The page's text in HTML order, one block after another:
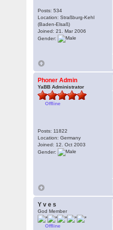
Posts: 534
Location: Straßburg-Kehl
(Baden-Elsaß)
Joined: 21. Mar 2006
Gender:
Phoner Admin
YaBB Administrator
Offline
Posts: 11822
Location: Germany
Joined: 12. Oct 2003
Gender:
Y v e s
God Member
Offline